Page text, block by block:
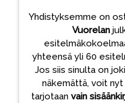
Yhdistyksemme on
Vuorelan
yhteensä yli 60
Jos siis sinulta on
näkemättä, voit
tarjotaanvain